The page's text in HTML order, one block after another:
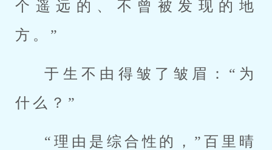
个遥远的、不曾被发现的地
方。”
于生不由得皱了皱眉：“为
什么？”
“理由是综合性的，”百里晴